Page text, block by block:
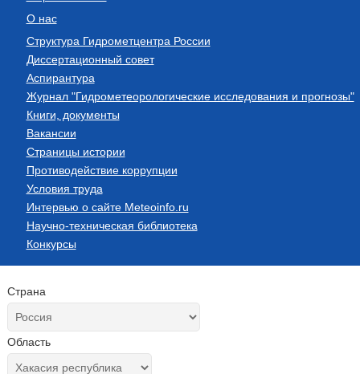
О нас
Структура Гидрометцентра России
Диссертационный совет
Аспирантура
Журнал "Гидрометеорологические исследования и прогнозы"
Книги, документы
Вакансии
Страницы истории
Противодействие коррупции
Условия труда
Интервью о сайте Meteoinfo.ru
Научно-техническая библиотека
Конкурсы
Страна
Область